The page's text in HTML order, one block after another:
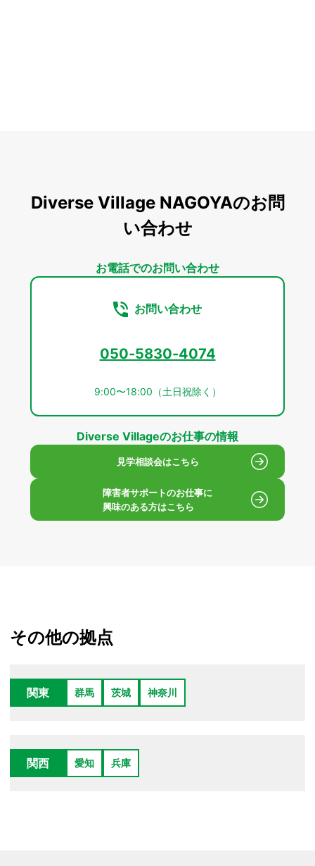
Diverse Village NAGOYAのお問
い合わせ
お電話でのお問い合わせ
お問い合わせ
050-5830-4074
9:00〜18:00（土日祝除く）
Diverse Villageのお仕事の情報
見学相談会はこちら
障害者サポートのお仕事に
興味のある方はこちら
その他の拠点
関東 群馬 茨城 神奈川
関西 愛知 兵庫